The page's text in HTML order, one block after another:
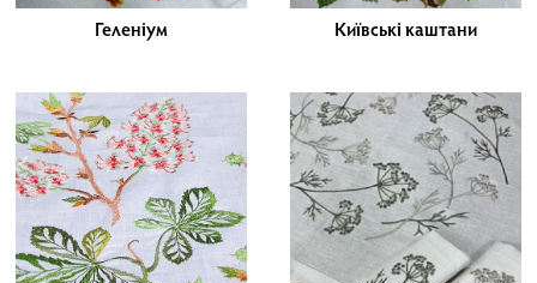
Геленіум Київські каштани